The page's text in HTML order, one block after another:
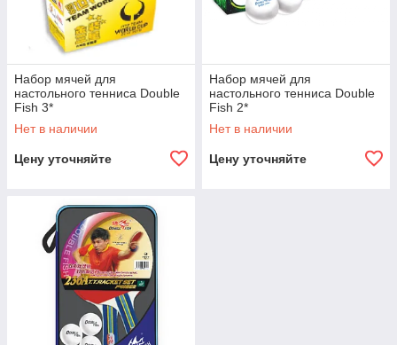
Набор мячей для
настольного тенниса Double
Fish 3*
Нет в наличии
Цену уточняйте
Набор мячей для
настольного тенниса Double
Fish 2*
Нет в наличии
Цену уточняйте